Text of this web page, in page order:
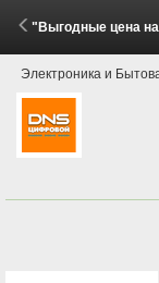
"Выгодные цена на
Электроника и